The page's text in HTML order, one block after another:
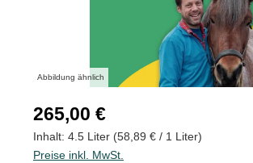
Abbildung ähnlich
Regulärer Preis:
265,00 €
Inhalt: 4.5 Liter (58,89 € / 1 Liter)
Preise inkl. MwSt.